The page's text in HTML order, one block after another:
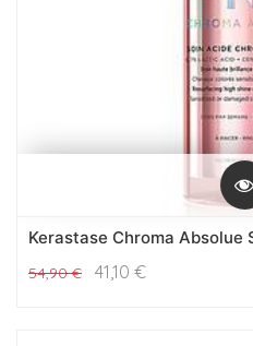
Kerastase Chroma Absolue
54,90€ 41,10 €